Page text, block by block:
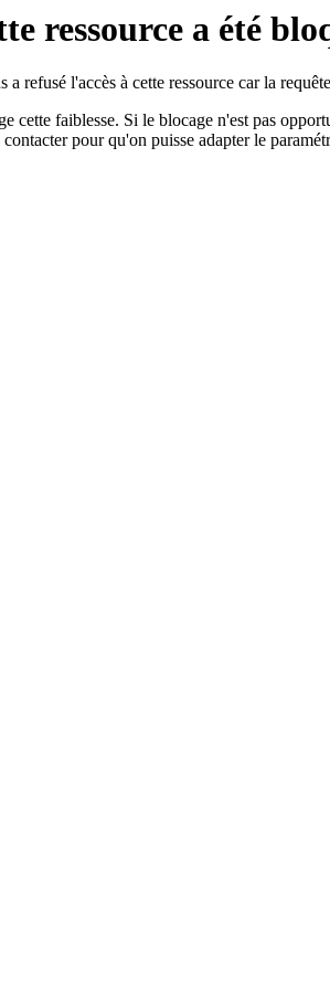
ressource a été
refusé l'accès à cette ressource car la
cette faiblesse. Si le blocage n'est pas
pour qu'on puisse adapter le